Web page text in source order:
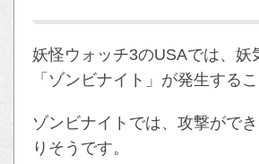
妖怪ウォッチ3のUSAでは、
「ゾンビナイト」が発生する
ゾンビナイトでは、攻撃がで
りそうです。